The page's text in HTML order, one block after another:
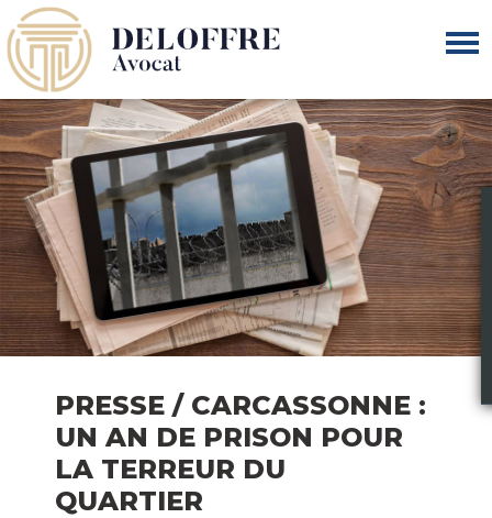
PRESSE / CARCASSONNE :
UN AN DE PRISON POUR
LA TERREUR DU
QUARTIER